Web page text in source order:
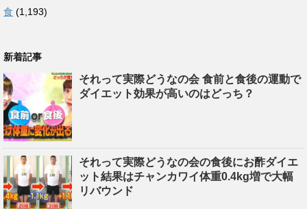
食 (1,193)
新着記事
それって実際どうなの会 食前と食後の運動で
ダイエット効果が高いのはどっち？
それって実際どうなの会の食後にお酢ダイエ
ット結果はチャンカワイ体重0.4kg増で大幅
リバウンド